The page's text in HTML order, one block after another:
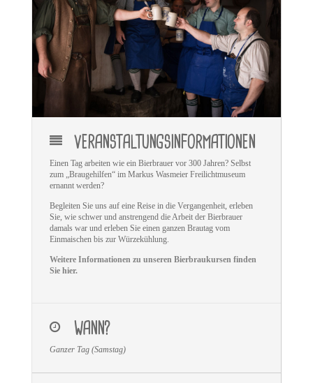
VERANSTALTUNGSINFORMATIONEN
Einen Tag arbeiten wie ein Bierbrauer vor 300 Jahren? Selbst
zum „Braugehilfen“ im Markus Wasmeier Freilichtmuseum
ernannt werden?
Begleiten Sie uns auf eine Reise in die Vergangenheit, erleben
Sie, wie schwer und anstrengend die Arbeit der Bierbrauer
damals war und erleben Sie einen ganzen Brautag vom
Einmaischen bis zur Würzekühlung.
Weitere Informationen zu unseren Bierbraukursen finden
Sie hier.
WANN?
Ganzer Tag (Samstag)